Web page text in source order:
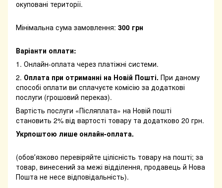
окуповані території.
Мінімальна сума замовлення: 300 грн
Варіанти оплати:
1. Онлайн-оплата через платіжні системи.
2. Оплата при отриманні на Новій Пошті. При даному
способі оплати ви сплачуєте комісію за додаткові
послуги (грошовий переказ).
Вартість послуги «Післяплата» на Новій пошті
становить 2% від вартості товару та додатково 20 грн.
Укрпоштою лише онлайн-оплата.
(обовʼязково перевіряйте цілісність товару на пошті; за
товар, винесений за межі відділення, продавець й Нова
Пошта не несе відповідальність).